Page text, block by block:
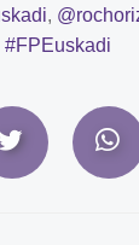
,
#FPEuskadi